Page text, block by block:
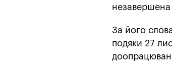
незавершена
За його
подяки 27